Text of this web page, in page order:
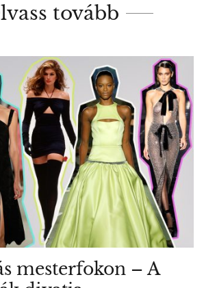
tovább
mesterfokon – A